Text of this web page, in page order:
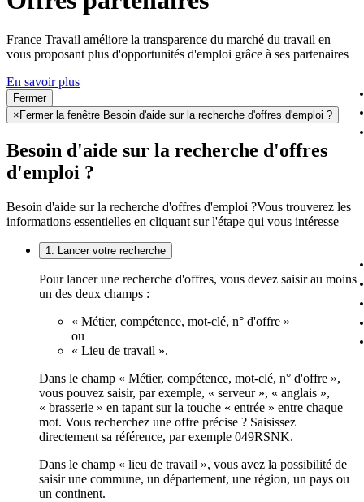
France Travail améliore la transparence du marché du travail en
vous proposant plus d'opportunités d'emploi grâce à ses partenaires
En savoir plus
Fermer
× Fermer la fenêtre Besoin d'aide sur la recherche d'offres d'emploi ?
Besoin d'aide sur la recherche d'offres
d'emploi ?
Besoin d'aide sur la recherche d'offres d'emploi ?Vous trouverez les
informations essentielles en cliquant sur l'étape qui vous intéresse
1. Lancer votre recherche
Pour lancer une recherche d'offres, vous devez saisir au moins
un des deux champs :
« Métier, compétence, mot-clé, n° d'offre »
ou
« Lieu de travail ».
Dans le champ « Métier, compétence, mot-clé, n° d'offre »,
vous pouvez saisir, par exemple, « serveur », « anglais »,
« brasserie » en tapant sur la touche « entrée » entre chaque
mot. Vous recherchez une offre précise ? Saisissez
directement sa référence, par exemple 049RSNK.
Dans le champ « lieu de travail », vous avez la possibilité de
saisir une commune, un département, une région, un pays ou
un continent.